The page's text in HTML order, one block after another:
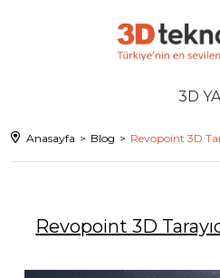
3D
Anasayfa Blog Revopoint 3D
Revopoint 3D